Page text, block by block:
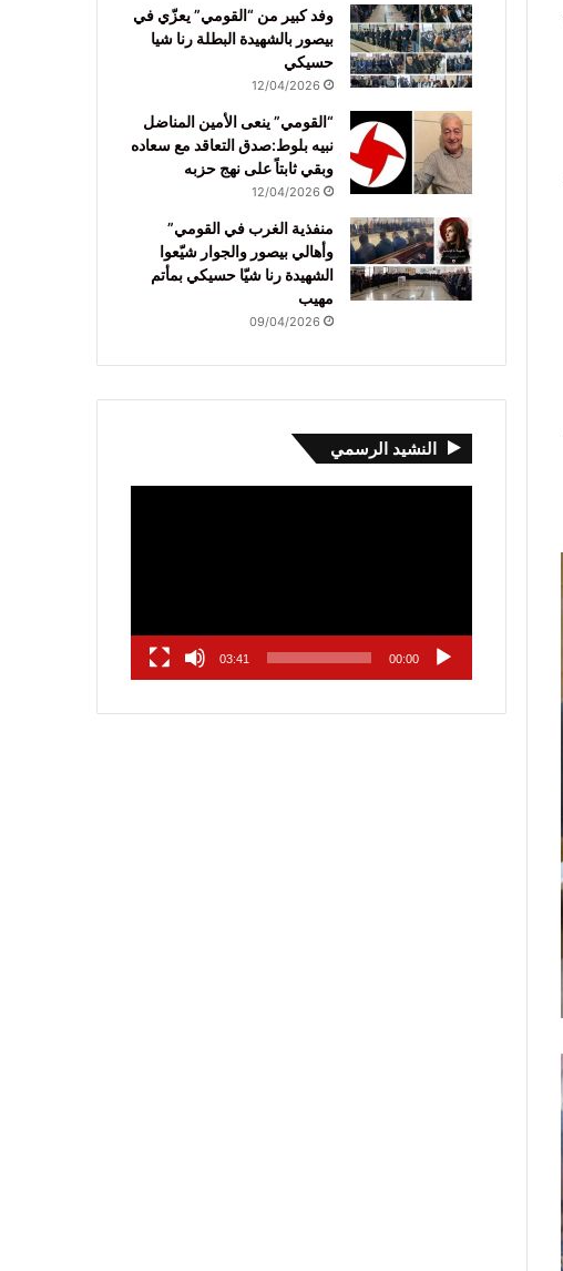
وفد كبير من “القومي” يعزّي في
بيصور بالشهيدة البطلة رنا شيا
حسيكي
12/04/2026
“القومي” ينعى الأمين المناضل
نبيه بلوط:صدق التعاقد مع سعاده
وبقي ثابتاً على نهج حزبه
12/04/2026
منفذية الغرب في القومي”
وأهالي بيصور والجوار شيّعوا
الشهيدة رنا شيّا حسيكي بمأتم
مهيب
09/04/2026
النشيد الرسمي
00:00
03:41